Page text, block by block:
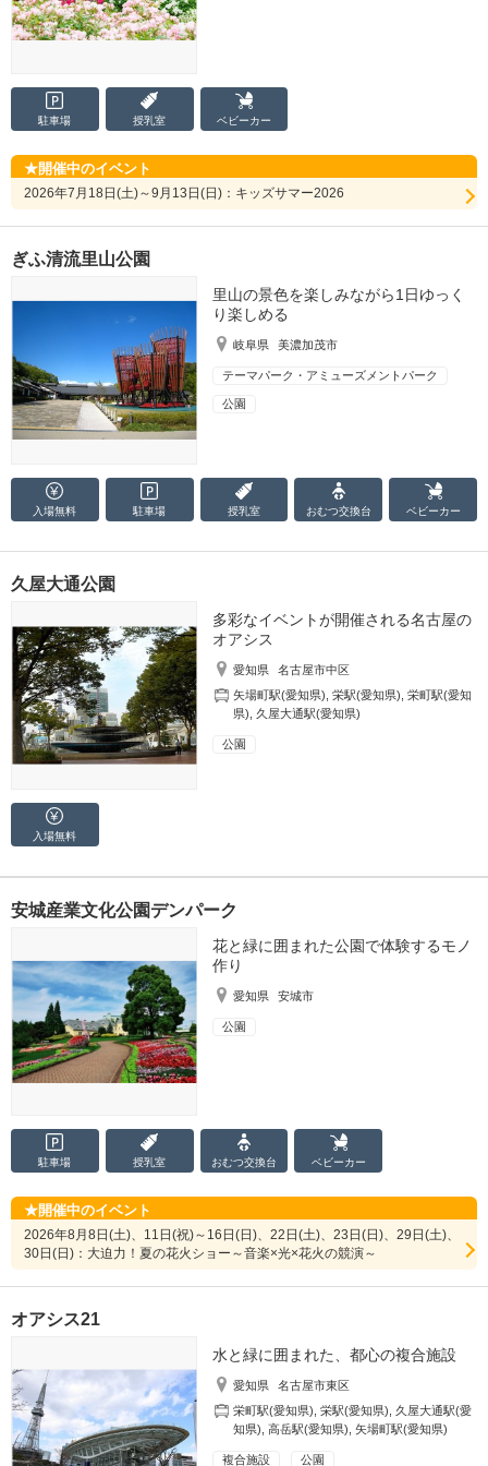
駐車場 授乳室 ベビーカー
開催中のイベント
2026年7月18日(土)～9月13日(日)：キッズサマー2026
ぎふ清流里山公園
里山の景色を楽しみながら1日ゆっく
り楽しめる
岐阜県 美濃加茂市
テーマパーク・アミューズメントパーク
公園
入場無料 駐車場 授乳室 おむつ交換台 ベビーカー
久屋大通公園
多彩なイベントが開催される名古屋の
オアシス
愛知県
名古屋市中区
矢場町駅(愛知県) ,栄駅(愛知県) ,栄町駅(愛知
県) ,久屋大通駅(愛知県)
公園
入場無料
安城産業文化公園デンパーク
花と緑に囲まれた公園で体験するモノ
作り
愛知県 安城市
公園
駐車場 授乳室 おむつ交換台 ベビーカー
開催中のイベント
2026年8月8日(土)、11日(祝)～16日(日)、22日(土)、23日(日)、29日(土)、
30日(日)：大迫力！夏の花火ショー～音楽×光×花火の競演～
オアシス21
水と緑に囲まれた、都心の複合施設
愛知県
名古屋市東区
栄町駅(愛知県) ,栄駅(愛知県) ,久屋大通駅(愛
知県) ,高岳駅(愛知県) ,矢場町駅(愛知県)
複合施設 公園